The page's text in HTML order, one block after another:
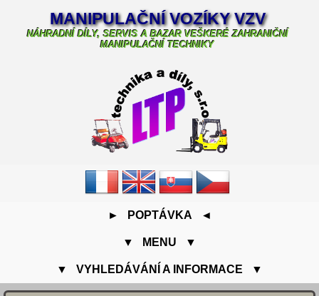
MANIPULAČNÍ VOZÍKY VZV
NÁHRADNÍ DÍLY, SERVIS A BAZAR VEŠKERÉ ZAHRANIČNÍ
MANIPULAČNÍ TECHNIKY
► POPTÁVKA ◄
▼ MENU ▼
▼ VYHLEDÁVÁNÍ A INFORMACE ▼